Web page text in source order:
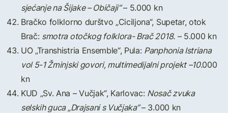
sjećanje na Šijake – Običaji“– 5.000 kn
Bračko folklorno durštvo „Ciciljona“, Supetar, otok
Brač: smotra otočkog folklora- Brač 2018.– 5.000 kn
UO „Transhistria Ensemble“, Pula: Panphonia Istriana
vol 5-1 Žminjski govori, multimedijalni projekt –10.000
kn
KUD „Sv. Ana – Vučjak“, Karlovac: Nosač zvuka
selskih guca „Drajsani s Vučjaka“– 3.000 kn